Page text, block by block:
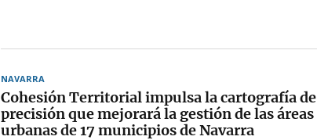
NAVARRA
Cohesión Territorial impulsa la cartografía de
precisión que mejorará la gestión de las áreas
urbanas de 17 municipios de Navarra